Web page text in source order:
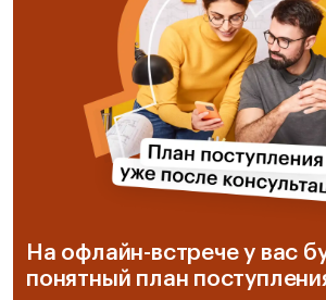
На офлайн-встрече у вас
понятный план